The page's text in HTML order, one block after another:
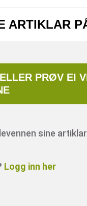
ARTIKLAR
PRØV EI
sine
Logg inn her